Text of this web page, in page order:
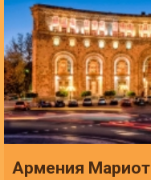
Армения Мариот